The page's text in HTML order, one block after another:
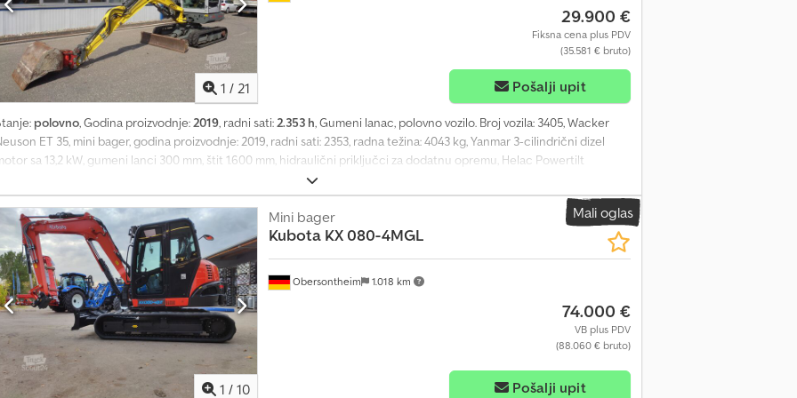
1 / 21
29.900 €
Fiksna cena plus PDV
(35.581 € bruto)
Pošalji upit
polovno, Godina proizvodnje:2019, radni sati:2.353 h, Gumeni lanac, polovno vozilo. Broj vozila: 3405, Wacker
ET 35, mini bager, godina proizvodnje: 2019, radni sati: 2353, radna težina: 4043 kg, Yanmar 3-cilindrični dizel
sa 13,2 kW, gumeni lanci 300 mm, štit 1.600 mm, hidraulični priključci za dodatnu opremu, Helac Powertilt
hidraulični brzi sistem za zamenu alatke PTA-050, 1 x kopač dubine 800 mm. Za sve upite, molimo kontaktirajte nas.
greškama i promeni cene. Csdpfozrq Uyex Agmjrf
Mali oglas
1 / 10
Obersontheim 1.018 km
Mini bager
Kubota KX 080-4MGL
74.000 €
VB plus PDV
(88.060 € bruto)
Pošalji upit